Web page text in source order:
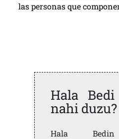
las personas que
Hala
nahi duzu?
Hala